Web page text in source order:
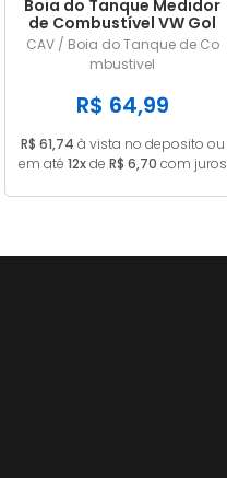
Boia do Tanque Medidor
de Combustível VW Gol
Parati Saveiro Voyage
1985 a 1989 Gasolina
Com Retorno Com
Pescador 55L
CAV / Boia do Tanque de Co
mbustivel
R$ 64,99
R$ 61,74 à vista no deposito ou
em até 12xde R$ 6,70 com juros